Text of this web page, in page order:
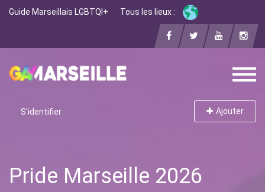
Guide Marseillais LGBTQI+ Tous les lieux :
S'identifier Ajouter
Pride Marseille 2026